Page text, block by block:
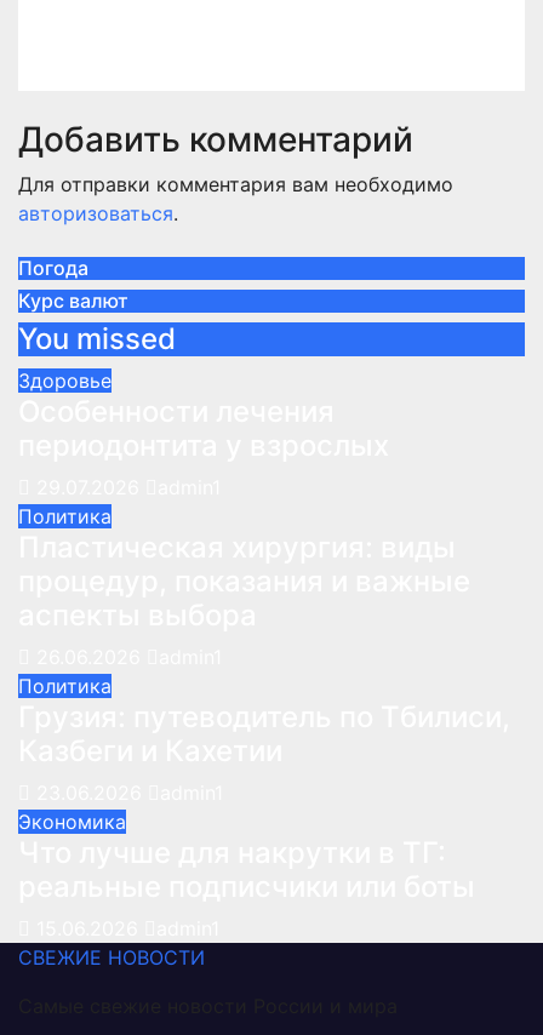
Добавить комментарий
Для отправки комментария вам необходимо
авторизоваться.
Погода
Курс валют
You missed
Здоровье
Политика
Политика
Экономика
СВЕЖИЕ НОВОСТИ